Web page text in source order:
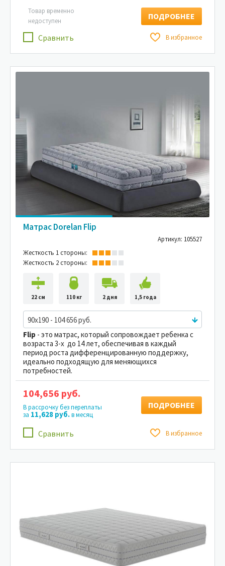
Сравнить В избранное
Товар временно
недоступен
ПОДРОБНЕЕ
Матрас Dorelan Flip
Артикул: 105527
Жесткость 1 стороны:
Жесткость 2 стороны:
22 см 110 кг 2 дня 1,5 года
90x190 - 104 656 руб.
Flip - это матрас, который сопровождает ребенка с
возраста 3-х до 14 лет, обеспечивая в каждый
период роста дифференцированную поддержку,
идеально подходящую для меняющихся
потребностей.
Сравнить В избранное
104,656 руб.
В рассрочку без переплаты
за 11,628 руб.в месяц
ПОДРОБНЕЕ